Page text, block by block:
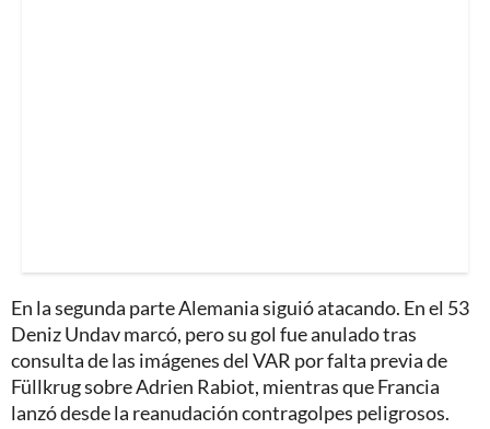
En la segunda parte Alemania siguió atacando. En el 53
Deniz Undav marcó, pero su gol fue anulado tras
consulta de las imágenes del VAR por falta previa de
Füllkrug sobre Adrien Rabiot, mientras que Francia
lanzó desde la reanudación contragolpes peligrosos.